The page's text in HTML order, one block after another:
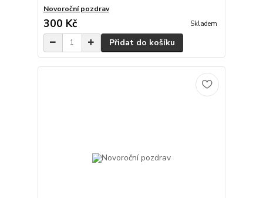
Novoroční pozdrav
300 Kč Skladem
Přidat do košíku